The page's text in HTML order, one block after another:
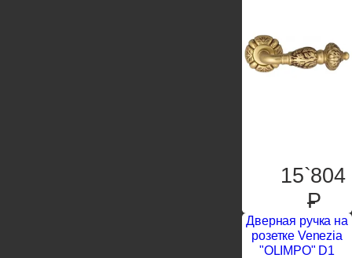
15`804
P
Дверная ручка на
розетке Venezia
"OLIMPO" D1